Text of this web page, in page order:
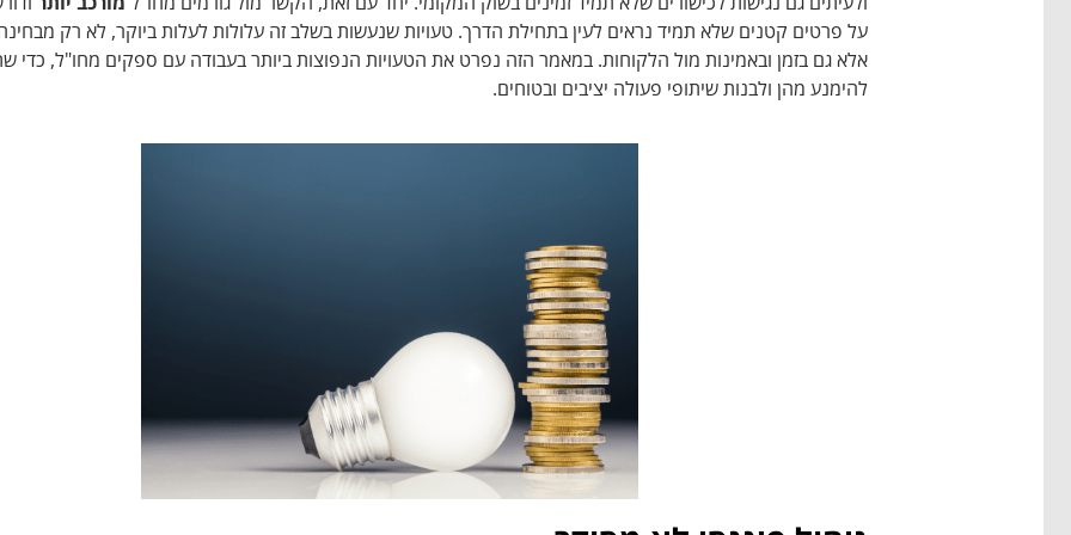
על פרטים קטנים שלא תמיד נראים לעין בתחילת הדרך. טעויות שנעשות בשלב זה עלולות לעלות ביוקר, לא רק
אלא גם בזמן ובאמינות מול הלקוחות. במאמר הזה נפרט את הטעויות הנפוצות ביותר בעבודה עם ספקים מחו"ל, כדי
להימנע מהן ולבנות שיתופי פעולה יציבים ובטוחים.